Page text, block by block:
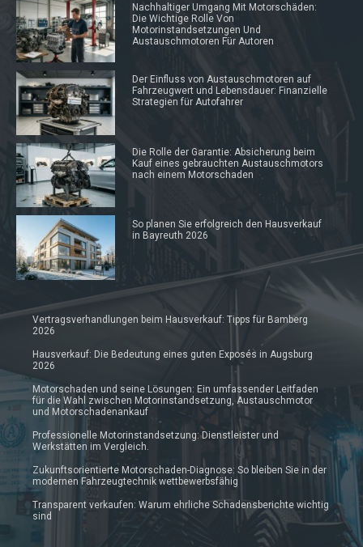
Nachhaltiger Umgang Mit Motorschäden:
Die Wichtige Rolle Von
Motorinstandsetzungen Und
Austauschmotoren Für Autoren
Der Einfluss von Austauschmotoren auf
Fahrzeugwert und Lebensdauer: Finanzielle
Strategien für Autofahrer
Die Rolle der Garantie: Absicherung beim
Kauf eines gebrauchten Austauschmotors
nach einem Motorschaden
So planen Sie erfolgreich den Hausverkauf
in Bayreuth 2026
Vertragsverhandlungen beim Hausverkauf: Tipps für Bamberg
2026
Hausverkauf: Die Bedeutung eines guten Exposés in Augsburg
2026
Motorschaden und seine Lösungen: Ein umfassender Leitfaden
für die Wahl zwischen Motorinstandsetzung, Austauschmotor
und Motorschadenankauf
Professionelle Motorinstandsetzung: Dienstleister und
Werkstätten im Vergleich.
Zukunftsorientierte Motorschaden-Diagnose: So bleiben Sie in der
modernen Fahrzeugtechnik wettbewerbsfähig
Transparent verkaufen: Warum ehrliche Schadensberichte wichtig
sind